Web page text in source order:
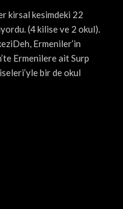
kirsal kesimdeki 22
(4 kilise ve 2 okul).
Ermeniler’in
Ermenilere ait Surp
bir de okul